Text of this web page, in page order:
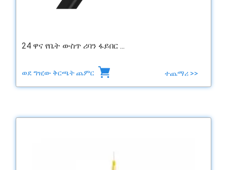
24 ዋና የቤት ውስጥ ሪባን ፋይበር ...
ወደ ግዢው ቅርጫት ጨምር ተጨማሪ >>